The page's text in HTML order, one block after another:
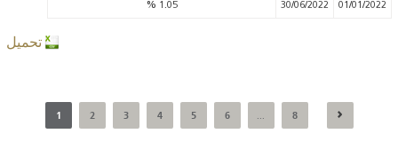
01/01/2022
30/06/2022
1.05
%
تحميل
1 2 3 4 5 6 8